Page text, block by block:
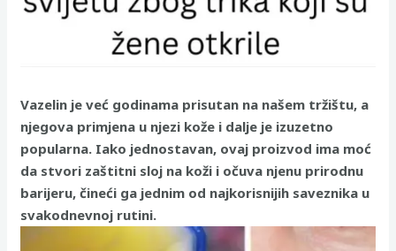
Vazelin je već godinama prisutan na našem tržištu, a
njegova primjena u njezi kože i dalje je izuzetno
popularna. Iako jednostavan, ovaj proizvod ima moć
da stvori zaštitni sloj na koži i očuva njenu prirodnu
barijeru, čineći ga jednim od najkorisnijih saveznika u
svakodnevnoj rutini.